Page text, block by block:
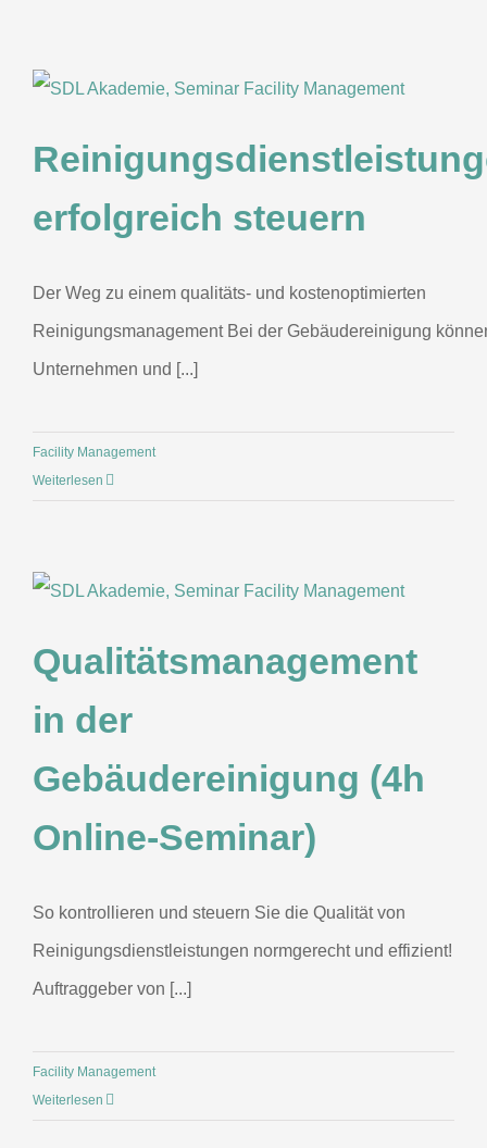
erfolgreich steuern
Der Weg zu einem qualitäts- und kostenoptimierten
Reinigungsmanagement Bei der Gebäudereinigung
Unternehmen und [...]
Facility Management
Weiterlesen
Qualitätsmanagement
in der
Gebäudereinigung (4h
Online-Seminar)
So kontrollieren und steuern Sie die Qualität von
Reinigungsdienstleistungen normgerecht und effizient!
Auftraggeber von [...]
Facility Management
Weiterlesen